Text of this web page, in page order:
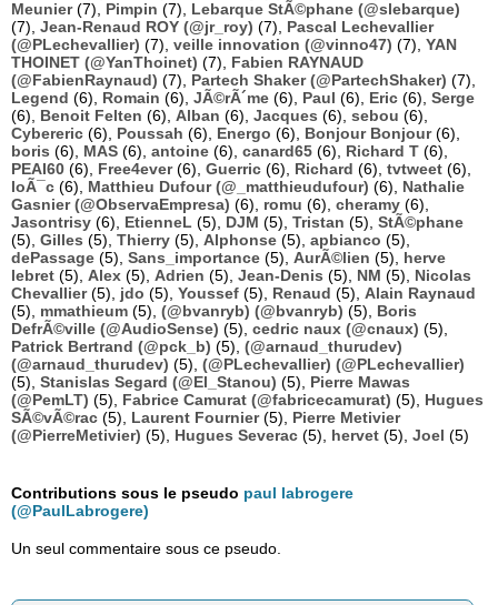
Meunier(7), Pimpin (7), Lebarque StÃ©phane (@slebarque)
(7), Jean-Renaud ROY (@jr_roy) (7), Pascal Lechevallier
(@PLechevallier) (7), veille innovation (@vinno47) (7), YAN
THOINET (@YanThoinet) (7), Fabien RAYNAUD
(@FabienRaynaud) (7), Partech Shaker (@PartechShaker) (7),
Legend (6), Romain (6), JÃ©rÃ´me (6), Paul (6), Eric (6), Serge
(6), Benoit Felten (6), Alban (6), Jacques (6), sebou (6),
Cybereric (6), Poussah (6), Energo (6), Bonjour Bonjour(6),
boris (6), MAS (6), antoine (6), canard65 (6), Richard T (6),
PEAI60 (6), Free4ever(6), Guerric (6), Richard (6), tvtweet (6),
loÃ¯c (6), Matthieu Dufour (@_matthieudufour) (6), Nathalie
Gasnier (@ObservaEmpresa) (6), romu (6), cheramy (6),
Jasontrisy (6), EtienneL (5), DJM (5), Tristan (5), StÃ©phane
(5), Gilles (5), Thierry (5), Alphonse (5), apbianco (5),
dePassage (5), Sans_importance (5), AurÃ©lien (5), herve
lebret (5), Alex (5), Adrien (5), Jean-Denis (5), NM (5), Nicolas
Chevallier(5), jdo (5), Youssef (5), Renaud (5), Alain Raynaud
(5), mmathieum (5), (@bvanryb) (@bvanryb) (5), Boris
DefrÃ©ville (@AudioSense) (5), cedric naux (@cnaux) (5),
Patrick Bertrand (@pck_b) (5), (@arnaud_thurudev)
(@arnaud_thurudev) (5), (@PLechevallier) (@PLechevallier)
(5), Stanislas Segard (@El_Stanou) (5), Pierre Mawas
(@PemLT) (5), Fabrice Camurat (@fabricecamurat) (5), Hugues
SÃ©vÃ©rac (5), Laurent Fournier(5), Pierre Metivier
(@PierreMetivier) (5), Hugues Severac (5), hervet (5), Joel (5)
Contributions sous le pseudo paul labrogere
(@PaulLabrogere)
Un seul commentaire sous ce pseudo.